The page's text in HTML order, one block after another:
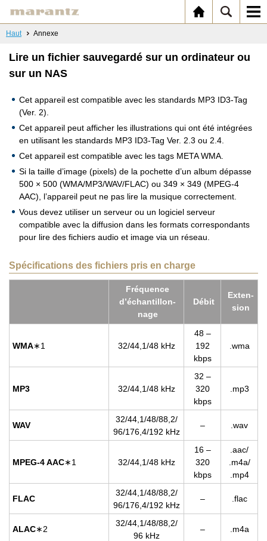
Haut Annexe
Lire un fichier sauvegardé sur un ordinateur ou
sur un NAS
Cet appareil est compatible avec les standards MP3 ID3-Tag
(Ver. 2).
Cet appareil peut afficher les illustrations qui ont été intégrées
en utilisant les standards MP3 ID3-Tag Ver. 2.3 ou 2.4.
Cet appareil est compatible avec les tags META WMA.
Si la taille d’image (pixels) de la pochette d’un album dépasse
500 × 500 (WMA/MP3/WAV/FLAC) ou 349 × 349 (MPEG-4
AAC), l’appareil peut ne pas lire la musique correctement.
Vous devez utiliser un serveur ou un logiciel serveur
compatible avec la diffusion dans les formats correspondants
pour lire des fichiers audio et image via un réseau.
Spécifications des fichiers pris en charge
Fré­quence
d’échan­tillon­
nage
Débit
Exten­
sion
WMA∗1 32/44,1/48 kHz
48 –
192
kbps
.wma
MP3 32/44,1/48 kHz
32 –
320
kbps
.mp3
WAV
32/44,1/48/88,2/
96/176,4/192 kHz
– .wav
MPEG-4 AAC∗1 32/44,1/48 kHz
16 –
320
kbps
.aac/
.m4a/
.mp4
FLAC
32/44,1/48/88,2/
96/176,4/192 kHz
– .flac
ALAC∗2
32/44,1/48/88,2/
96 kHz
– .m4a